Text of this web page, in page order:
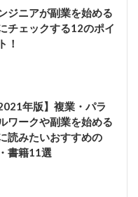
ジニアが副業を始める
チェックする12のポイ
！
2021年版】複業・パラ
ワークや副業を始める
読みたいおすすめの
書籍11選